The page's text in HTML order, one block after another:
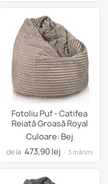
Fotoliu Puf - Catifea
Reiată Groasă Royal
Culoare: Bej
de la 473,90 lej · 3 mărimi